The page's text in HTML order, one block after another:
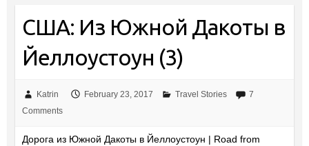
США: Из Южной Дакоты в
Йеллоустоун (3)
Katrin February 23, 2017 Travel Stories
7
Comments
Дорога из Южной Дакоты в Йеллоустоун | Road from